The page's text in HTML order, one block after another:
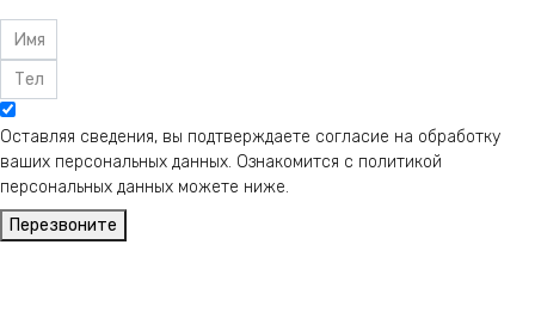
Оставляя сведения, вы подтверждаете согласие на обработку
ваших персональных данных. Ознакомится с политикой
персональных данных можете ниже.
Перезвоните